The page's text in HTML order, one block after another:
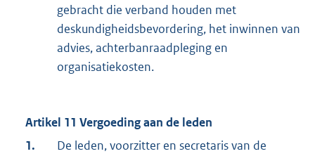
gebracht die verband houden met
deskundigheidsbevordering, het inwinnen van
advies, achterbanraadpleging en
organisatiekosten.
Artikel 11 Vergoeding aan de leden
1.
De leden, voorzitter en secretaris van de